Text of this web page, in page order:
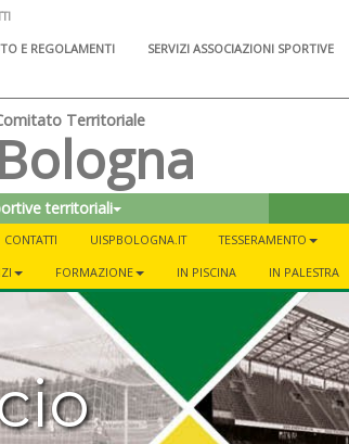
E REGOLAMENTI SERVIZI ASSOCIAZIONI SPORTIVE
Territoriale
Bologna
territoriali
CONTATTI UISPBOLOGNA.IT TESSERAMENTO
FORMAZIONE IN PISCINA IN PALESTRA